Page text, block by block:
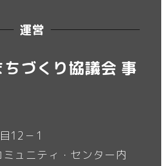
運営
づくり協議会 事
12－1
ュニティ・センター内